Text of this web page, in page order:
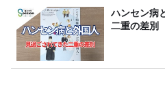
ハンセン病
二重の差別